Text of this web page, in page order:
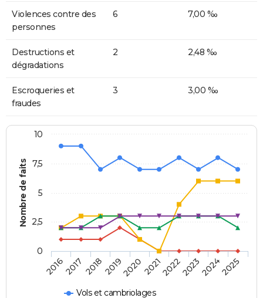
Violences contre des
personnes
6 7,00 ‰
Destructions et
dégradations
2 2,48 ‰
Escroqueries et
fraudes
3 3,00 ‰
Nombre de faits
Vols et cambriolages
20162017 20182019202020212022202320242025
0
2,5
5
7,5
10